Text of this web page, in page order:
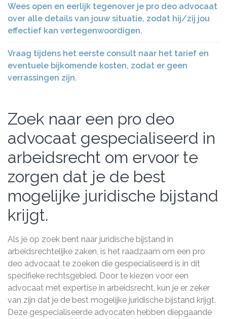
Wees open en eerlijk tegenover je pro deo advocaat
over alle details van jouw situatie, zodat hij/zij jou
effectief kan vertegenwoordigen.
Vraag tijdens het eerste consult naar het tarief en
eventuele bijkomende kosten, zodat er geen
verrassingen zijn.
Zoek naar een pro deo
advocaat gespecialiseerd in
arbeidsrecht om ervoor te
zorgen dat je de best
mogelijke juridische bijstand
krijgt.
Als je op zoek bent naar juridische bijstand in
arbeidsrechtelijke zaken, is het raadzaam om een pro
deo advocaat te zoeken die gespecialiseerd is in dit
specifieke rechtsgebied. Door te kiezen voor een
advocaat met expertise in arbeidsrecht, kun je er zeker
van zijn dat je de best mogelijke juridische bijstand krijgt.
Deze gespecialiseerde advocaten hebben diepgaande